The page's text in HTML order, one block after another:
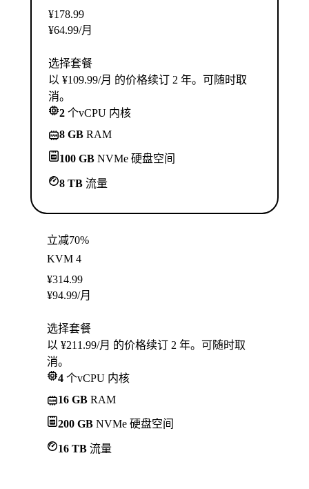
¥178.99
¥64.99/月
选择套餐
以 ¥109.99/月 的价格续订 2 年。可随时取
消。
2 个vCPU 内核
8 GB RAM
100 GB NVMe 硬盘空间
8 TB 流量
立减70%
KVM 4
¥314.99
¥94.99/月
选择套餐
以 ¥211.99/月 的价格续订 2 年。可随时取
消。
4 个vCPU 内核
16 GB RAM
200 GB NVMe 硬盘空间
16 TB 流量